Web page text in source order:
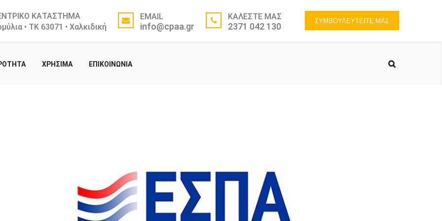
ΣΥΜΒΟΥΛΕΥΤΕΙΤΕ ΜΑΣ
ΚΑΤΑΣΤΗΜΑ
• ΤΚ 63071 • Χαλκιδική
EMAIL
info@cpaa.gr
ΚΑΛΕΣΤΕ ΜΑΣ
2371 042 130
ΧΡΗΣΙΜΑ ΕΠΙΚΟΙΝΩΝΙΑ